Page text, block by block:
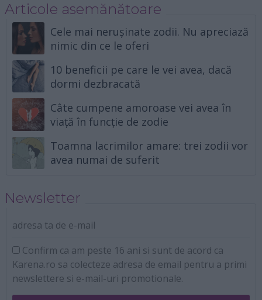
Articole asemănătoare
Cele mai nerușinate zodii. Nu apreciază
nimic din ce le oferi
10 beneficii pe care le vei avea, dacă
dormi dezbracată
Câte cumpene amoroase vei avea în
viață în funcție de zodie
Toamna lacrimilor amare: trei zodii vor
avea numai de suferit
Newsletter
adresa ta de e-mail
Confirm ca am peste 16 ani si sunt de acord ca
Karena.ro sa colecteze adresa de email pentru a primi
newslettere si e-mail-uri promotionale.